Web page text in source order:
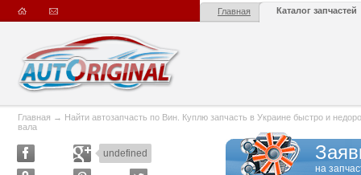
Главная Каталог запчастей
Главная → Найти автозапчасть по Вин. Куплю запчасть в Украине быстро и
вала
undefined
на